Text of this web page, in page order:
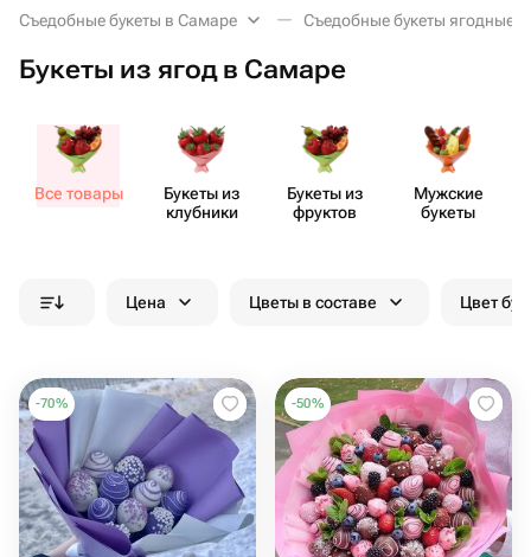
Съедобные букеты в Самаре Съедобные букеты ягодные
Букеты из ягод в Самаре
Все товары
Букеты из
клубники
Букеты из
фруктов
Мужские
букеты
Цена Цветы в составе Цвет
-70% -50%